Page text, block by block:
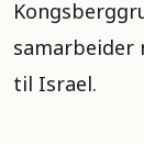
samarbeider
til Israel.